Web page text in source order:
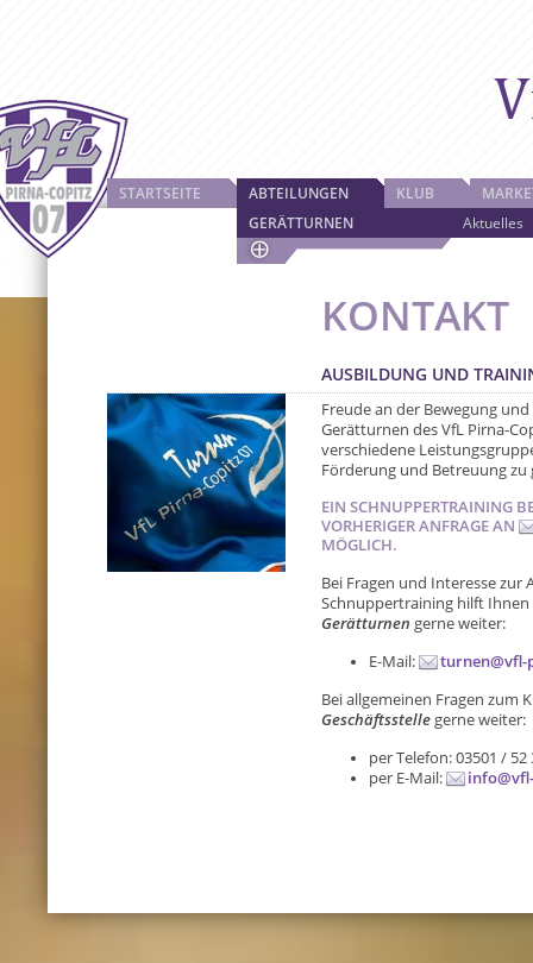
STARTSEITE
ABTEILUNGEN
GERÄTTURNEN
Aktuelles
KLUB
KONTAKT
AUSBILDUNG UND
Freude an der Bewegung
Gerätturnen des VfL Pirna-
verschiedene
Förderung und Betreuung zu
EIN SCHNUPPERTRAINING
VORHERIGER ANFRAGE AN
MÖGLICH.
Bei Fragen und Interesse
Schnuppertraining hilft
Gerätturnen gerne weiter:
E-Mail:
turnen@vfl-
Bei allgemeinen Fragen zum
Geschäftsstelle gerne weiter:
per Telefon: 03501 / 52
per E-Mail: